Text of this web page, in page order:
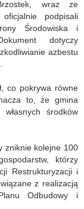
wraz ze
podpisali
Środowiska i
dotyczy
azbestu
co pokrywa równe
to, że gmina
środków
zniknie kolejne 100
którzy
Restrukturyzacji i
z realizacją
Odbudowy i